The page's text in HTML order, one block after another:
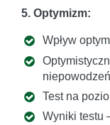
5. Optymizm:
Wpływ
Test na
Wyniki testu